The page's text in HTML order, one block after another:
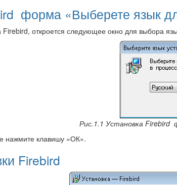
форма «Выберете язык
Firebird, откроется следующее окно для выбора
Рис.1.1 Установка Firebird
нажмите клавишу «ОК».
Firebird